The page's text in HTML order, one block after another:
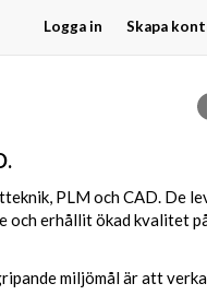
Logga in Skapa
PLM och CAD. De
erhållit ökad kvalitet
miljömål är att